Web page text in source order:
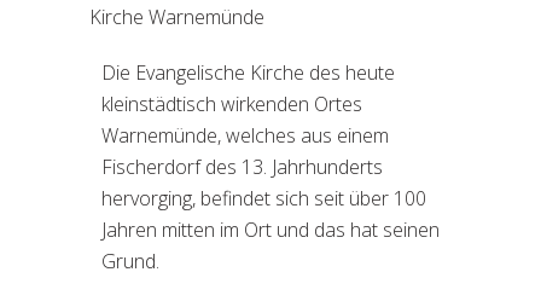
Kirche Warnemünde
Die Evangelische Kirche des heute
kleinstädtisch wirkenden Ortes
Warnemünde, welches aus einem
Fischerdorf des 13. Jahrhunderts
hervorging, befindet sich seit über 100
Jahren mitten im Ort und das hat seinen
Grund.